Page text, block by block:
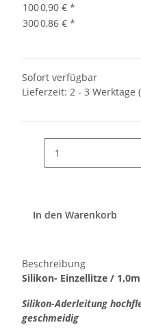
1000,90 € *
3000,86 € *
Sofort verfügbar
Lieferzeit: 2 - 3 Werktage
In den Warenkorb
Beschreibung
Silikon- Einzellitze /
Silikon-Aderleitung
geschmeidig